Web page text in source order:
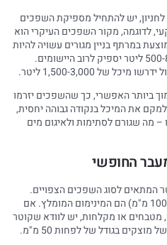
יש להתחיל מספיקת השפכים
לדוגמה, מקור השפכים העיקרי הוא
במרתף בניין מגורים עשויה להיות
2-5 מק"ש, כך שמיכל בנפח של 500-800 ליטר יספיק לרוב היישומים.
של 1,500-3,000 ליטר.
ביותר האפשרי, כך שהשפכים יזרמו
את המיכל בנקודה גבוהה יחסית,
מה שגורם לסתימות ולאיגום מים
החופשי
המתאים לסוג השפכים הצפויים.
במרתפים וחניונים, צינורות 4 אינץ' (100 מ"מ) הם המינימום המומלץ. אם
מטבחים או מקלחות, יש לוודא שקוטר
של מוצקים בגודל של לפחות 50 מ"מ.